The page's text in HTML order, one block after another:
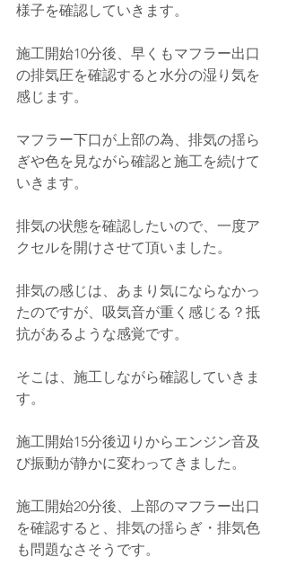
様子を確認していきます。
施工開始10分後、早くもマフラー出口
の排気圧を確認すると水分の湿り気を
感じます。
マフラー下口が上部の為、排気の揺ら
ぎや色を見ながら確認と施工を続けて
いきます。
排気の状態を確認したいので、一度ア
クセルを開けさせて頂いました。
排気の感じは、あまり気にならなかっ
たのですが、吸気音が重く感じる？抵
抗があるような感覚です。
そこは、施工しながら確認していきま
す。
施工開始15分後辺りからエンジン音及
び振動が静かに変わってきました。
施工開始20分後、上部のマフラー出口
を確認すると、排気の揺らぎ・排気色
も問題なさそうです。